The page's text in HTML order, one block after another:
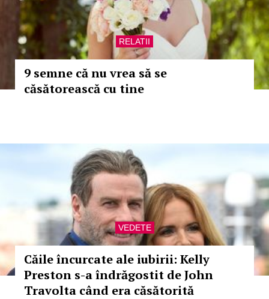
RELATII
9 semne că nu vrea să se
căsătorească cu tine
VEDETE
Căile încurcate ale iubirii: Kelly
Preston s-a îndrăgostit de John
Travolta când era căsătorită